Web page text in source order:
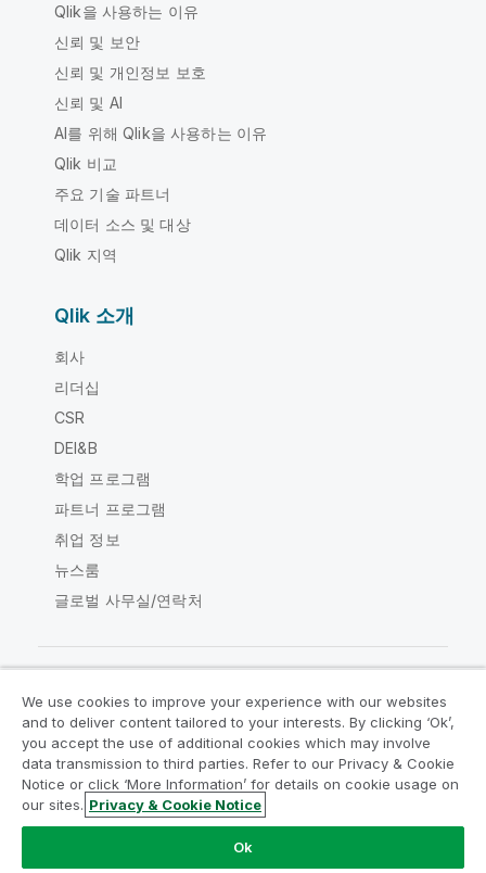
Qlik을 사용하는 이유
신뢰 및 보안
신뢰 및 개인정보 보호
신뢰 및 AI
AI를 위해 Qlik을 사용하는 이유
Qlik 비교
주요 기술 파트너
데이터 소스 및 대상
Qlik 지역
Qlik 소개
회사
리더십
CSR
DEI&B
학업 프로그램
파트너 프로그램
취업 정보
뉴스룸
글로벌 사무실/연락처
Qlik Community
법적 계약 제품 약관
Legal Policies
Legal Policies
사용 약관
Do Not Share My Info
Copyright © 1993-2026 QlikTech International AB. 무단 전재
We use cookies to improve your experience with our websites
and to deliver content tailored to your interests. By clicking ‘Ok’,
you accept the use of additional cookies which may involve
data transmission to third parties. Refer to our Privacy & Cookie
Notice or click ‘More Information’ for details on cookie usage on
our sites. Privacy & Cookie Notice
Ok